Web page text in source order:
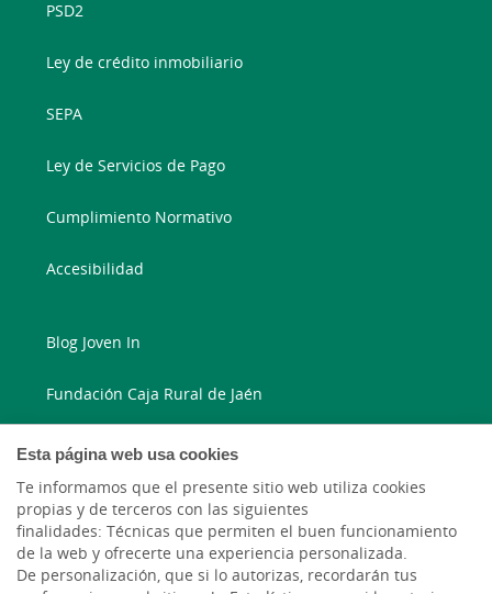
Esta página web usa cookies
Te informamos que el presente sitio web utiliza cookies
propias y de terceros con las siguientes
finalidades: Técnicas que permiten el buen funcionamiento
de la web y ofrecerte una experiencia personalizada.
De personalización, que si lo autorizas, recordarán tus
PSD2
Ley de crédito inmobiliario
SEPA
Ley de Servicios de Pago
Cumplimiento Normativo
Accesibilidad
Blog Joven In
Fundación Caja Rural de Jaén
Blog Ruralvía
LinkedIn
Instagram